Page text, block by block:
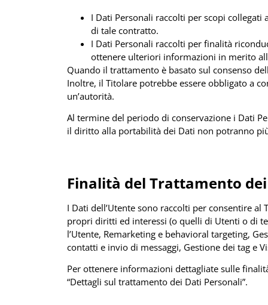
I Dati Personali raccolti per scopi collegati
di tale contratto.
I Dati Personali raccolti per finalità
ottenere ulteriori informazioni in merito
Quando il trattamento è basato sul consenso
Inoltre, il Titolare potrebbe essere obbligato a
un’autorità.
Al termine del periodo di conservazione i Dati
il diritto alla portabilità dei Dati non potranno
Finalità del Trattamento
I Dati dell’Utente sono raccolti per consentire
propri diritti ed interessi (o quelli di Utenti o di
l’Utente, Remarketing e behavioral targeting,
contatti e invio di messaggi, Gestione dei tag e
Per ottenere informazioni dettagliate sulle
“Dettagli sul trattamento dei Dati Personali”.